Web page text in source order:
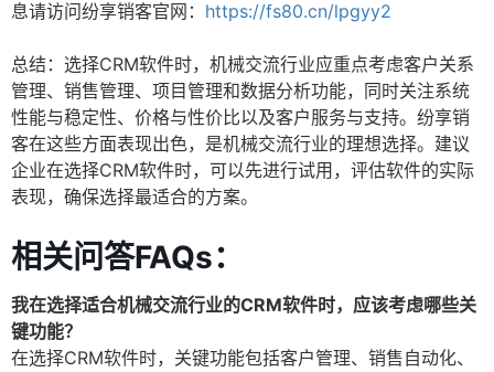
息请访问纷享销客官网： https://fs80.cn/lpgyy2
总结：选择CRM软件时，机械交流行业应重点考虑客户关系
管理、销售管理、项目管理和数据分析功能，同时关注系统
性能与稳定性、价格与性价比以及客户服务与支持。纷享销
客在这些方面表现出色，是机械交流行业的理想选择。建议
企业在选择CRM软件时，可以先进行试用，评估软件的实际
表现，确保选择最适合的方案。
相关问答FAQs：
我在选择适合机械交流行业的CRM软件时，应该考虑哪些关
键功能？
在选择CRM软件时，关键功能包括客户管理、销售自动化、